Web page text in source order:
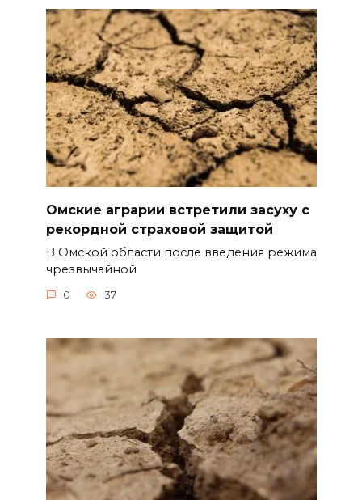
Омские аграрии встретили засуху с
рекордной страховой защитой
В Омской области после введения режима
чрезвычайной
0 37